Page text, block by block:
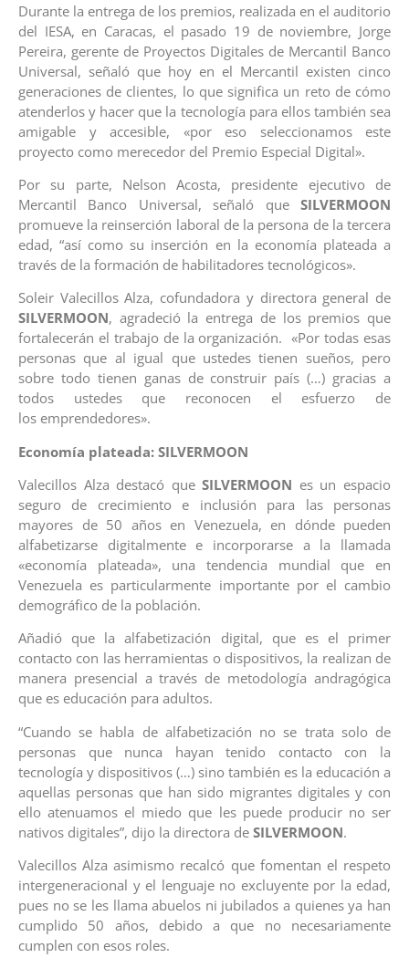
Durante la entrega de los premios, realizada en el auditorio
del IESA, en Caracas, el pasado 19 de noviembre, Jorge
Pereira, gerente de Proyectos Digitales de Mercantil Banco
Universal, señaló que hoy en el Mercantil existen cinco
generaciones de clientes, lo que significa un reto de cómo
atenderlos y hacer que la tecnología para ellos también sea
amigable y accesible, «por eso seleccionamos este
proyecto como merecedor del Premio Especial Digital».
Por su parte, Nelson Acosta, presidente ejecutivo de
Mercantil Banco Universal, señaló que SILVERMOON
promueve la reinserción laboral de la persona de la tercera
edad, “así como su inserción en la economía plateada a
través de la formación de habilitadores tecnológicos».
Soleir Valecillos Alza, cofundadora y directora general de
SILVERMOON, agradeció la entrega de los premios que
fortalecerán el trabajo de la organización. «Por todas esas
personas que al igual que ustedes tienen sueños, pero
sobre todo tienen ganas de construir país (…) gracias a
todos ustedes que reconocen el esfuerzo de
los emprendedores».
Economía plateada: SILVERMOON
Valecillos Alza destacó queSILVERMOON es un espacio
seguro de crecimiento e inclusión para las personas
mayores de 50 años en Venezuela, en dónde pueden
alfabetizarse digitalmente e incorporarse a la llamada
«economía plateada», una tendencia mundial que en
Venezuela es particularmente importante por el cambio
demográfico de la población.
Añadió que la alfabetización digital, que es el primer
contacto con las herramientas o dispositivos, la realizan de
manera presencial a través de metodología andragógica
que es educación para adultos.
“Cuando se habla de alfabetización no se trata solo de
personas que nunca hayan tenido contacto con la
tecnología y dispositivos (…) sino también es la educación a
aquellas personas que han sido migrantes digitales y con
ello atenuamos el miedo que les puede producir no ser
nativos digitales”, dijo la directora de SILVERMOON.
Valecillos Alza asimismo recalcó que fomentan el respeto
intergeneracional y el lenguaje no excluyente por la edad,
pues no se les llama abuelos ni jubilados a quienes ya han
cumplido 50 años, debido a que no necesariamente
cumplen con esos roles.